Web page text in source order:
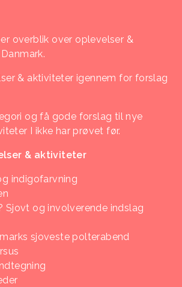
overblik over oplevelser &
& aktiviteter igennem for forslag
og få gode forslag til nye
I ikke har prøvet før.
& aktiviteter
indigofarvning
Sjovt og involverende indslag
sjoveste polterabend